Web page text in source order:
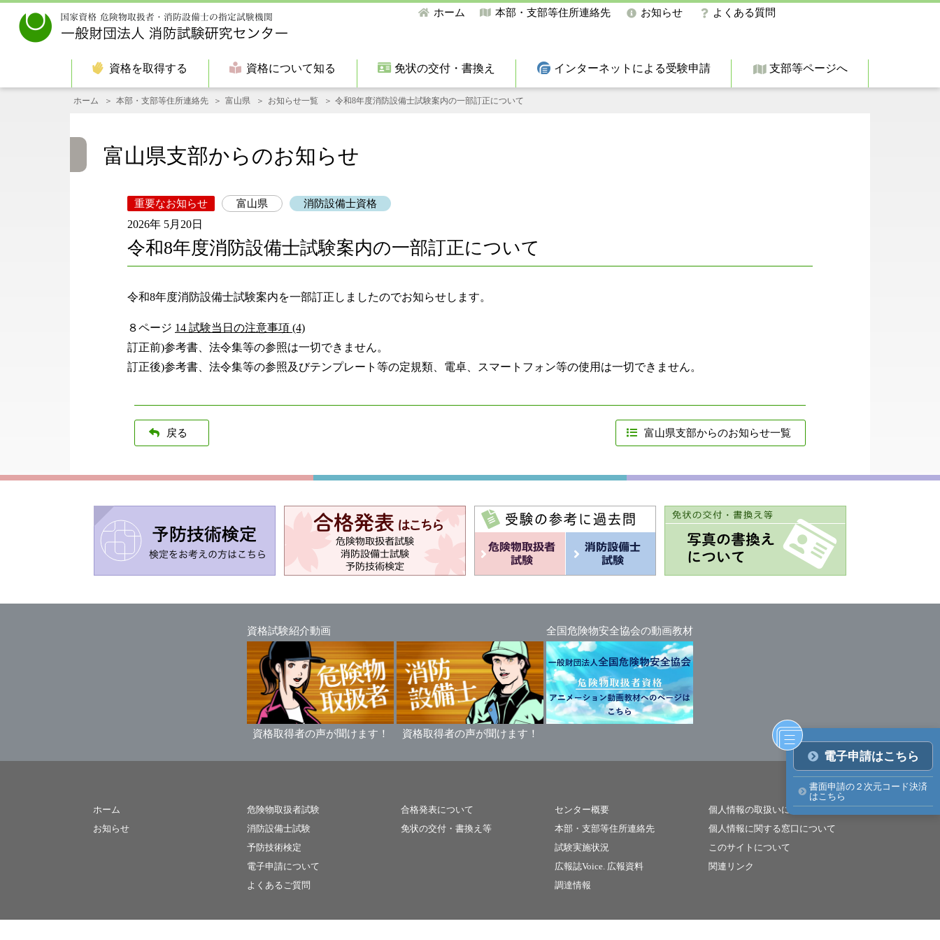
ホーム 本部・支部等住所連絡先 お知らせ よくある質問
資格を取得する 資格について知る 免状の交付・書換え インターネットによる受験申請 支部等ページへ
ホーム 本部・支部等住所連絡先 富山県 お知らせ一覧 令和8年度消防設備士試験案内の一部訂正について
富山県支部からのお知らせ
重要なお知らせ 富山県 消防設備士資格
2026年 5月20日
令和8年度消防設備士試験案内の一部訂正について
令和8年度消防設備士試験案内を一部訂正しましたのでお知らせします。
８ページ 14 試験当日の注意事項 (4)
訂正前)参考書、法令集等の参照は一切できません。
訂正後)参考書、法令集等の参照及びテンプレート等の定規類、電卓、スマートフォン等の使用は一切できません。
戻る 富山県支部からのお知らせ一覧
資格試験紹介動画
資格取得者の声が聞けます！ 資格取得者の声が聞けます！
全国危険物安全協会の動画教材
ホーム
お知らせ
危険物取扱者試験
消防設備士試験
予防技術検定
電子申請について
よくあるご質問
合格発表について
免状の交付・書換え等
センター概要
本部・支部等住所連絡先
試験実施状況
広報誌Voice. 広報資料
調達情報
個人情報の取扱いについて
個人情報に関する窓口について
このサイトについて
関連リンク
電子申請はこちら
書面申請の２次元コード決済
はこちら